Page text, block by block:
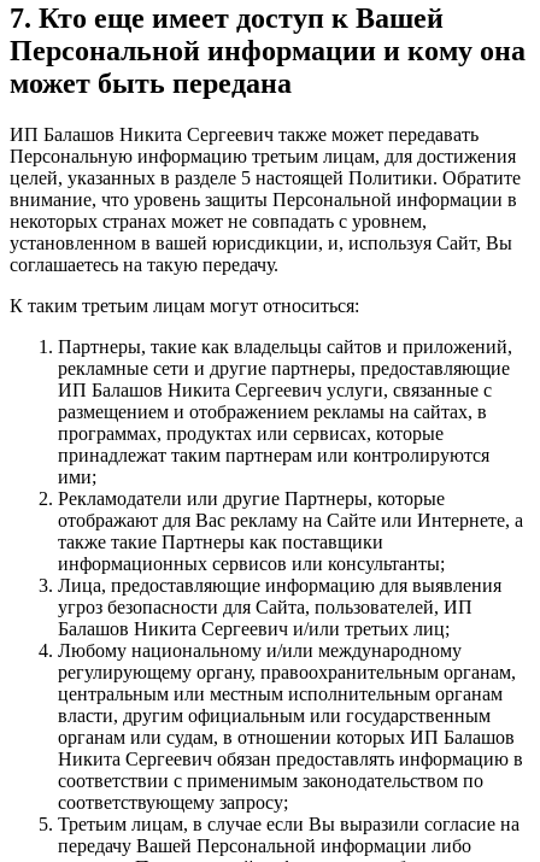
7. Кто еще имеет доступ к Вашей
Персональной информации и кому она
может быть передана
ИП Балашов Никита Сергеевич также может передавать
Персональную информацию третьим лицам, для достижения
целей, указанных в разделе 5 настоящей Политики. Обратите
внимание, что уровень защиты Персональной информации в
некоторых странах может не совпадать с уровнем,
установленном в вашей юрисдикции, и, используя Сайт, Вы
соглашаетесь на такую передачу.
К таким третьим лицам могут относиться:
Партнеры, такие как владельцы сайтов и приложений,
рекламные сети и другие партнеры, предоставляющие
ИП Балашов Никита Сергеевич услуги, связанные с
размещением и отображением рекламы на сайтах, в
программах, продуктах или сервисах, которые
принадлежат таким партнерам или контролируются
ими;
Рекламодатели или другие Партнеры, которые
отображают для Вас рекламу на Сайте или Интернете, а
также такие Партнеры как поставщики
информационных сервисов или консультанты;
Лица, предоставляющие информацию для выявления
угроз безопасности для Сайта, пользователей, ИП
Балашов Никита Сергеевич и/или третьих лиц;
Любому национальному и/или международному
регулирующему органу, правоохранительным органам,
центральным или местным исполнительным органам
власти, другим официальным или государственным
органам или судам, в отношении которых ИП Балашов
Никита Сергеевич обязан предоставлять информацию в
соответствии с применимым законодательством по
соответствующему запросу;
Третьим лицам, в случае если Вы выразили согласие на
передачу Вашей Персональной информации либо